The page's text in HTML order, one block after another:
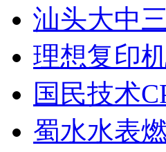
汕头大中
理想复印
国民技术
蜀水水表